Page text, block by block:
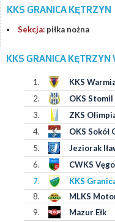
KKS GRANICA KĘTRZYN
Sekcja: piłka nożna
KKS GRANICA KĘTRZYN
1. KKS
2.
OKS
3.
ZKS
4.
OKS Sokół
5.
Jeziorak
6.
CWKS
7.
KKS
8.
MLKS
9.
Mazur Ełk